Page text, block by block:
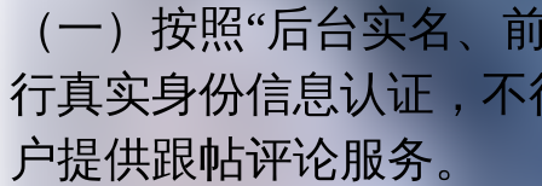
（一）按照“后台实名、
行真实身份信息认证，
户提供跟帖评论服务。